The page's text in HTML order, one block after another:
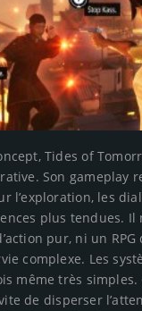
Tides of
Son gameplay
l’exploration, les
plus tendues. Il
pur, ni un RPG
complexe. Les
même très
de disperser